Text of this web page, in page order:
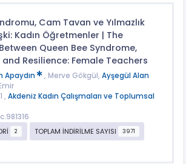
Cam Tavan ve Yılmazlık
Kadın Öğretmenler | The
Queen Bee Syndrome,
Resilience: Female Teachers
Apaydın , Merve Gökgül, Ayşegül Alan
, Akdeniz Kadın Çalışmaları ve Toplumsal
2 TOPLAM İNDİRİLME SAYISI 3971